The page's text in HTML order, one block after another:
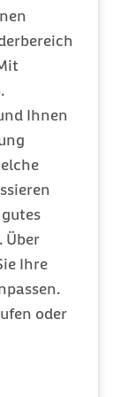
Ihnen
Über
Ihre
oder
zur
Regel
die
ab
können